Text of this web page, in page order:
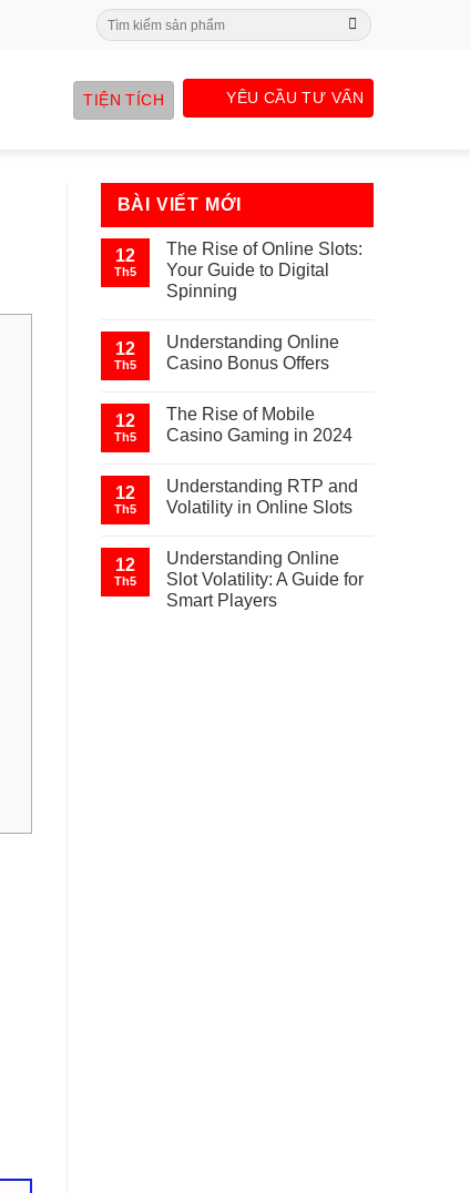
Search
for:
TIỆN TÍCH YÊU CẦU TƯ VẤN
BÀI VIẾT MỚI
12
Th5
The Rise of Online Slots:
Your Guide to Digital
Spinning
12
Th5
Understanding Online
Casino Bonus Offers
12
Th5
The Rise of Mobile
Casino Gaming in 2024
12
Th5
Understanding RTP and
Volatility in Online Slots
12
Th5
Understanding Online
Slot Volatility: A Guide for
Smart Players